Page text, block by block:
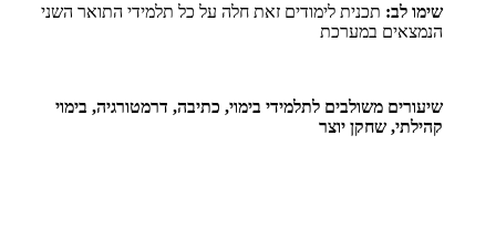
שימו לב: תכנית לימודים זאת חלה על כל תלמידי התואר השני
הנמצאים במערכת
שיעורים משולבים לתלמידי בימוי, כתיבה, דרמטורגיה, בימוי
קהילתי, שחקן יוצר